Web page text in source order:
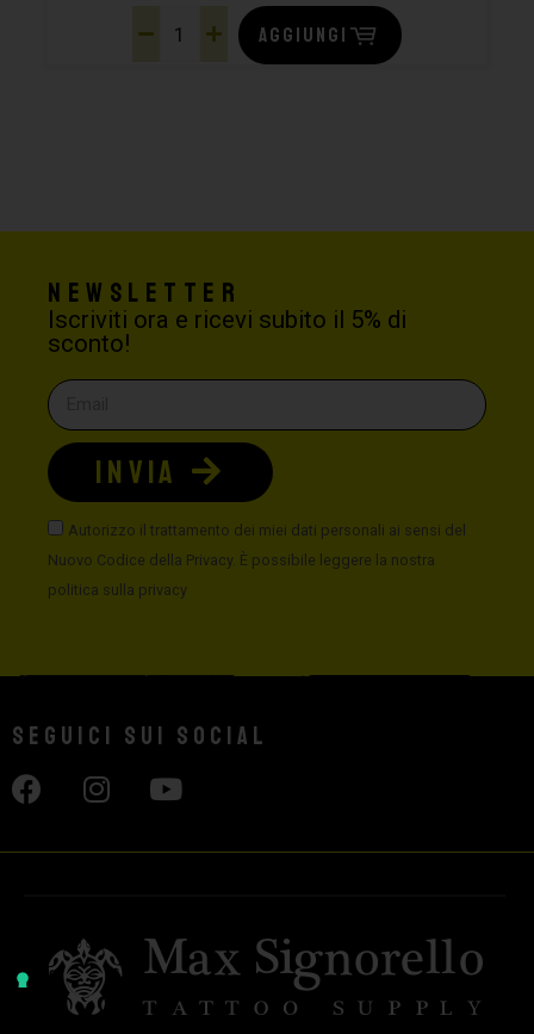
AGGIUNGI
Newsletter
Iscriviti ora e ricevi subito il 5% di
sconto!
Autorizzo il trattamento dei miei dati personali ai sensi del
Nuovo Codice della Privacy. È possibile leggere la nostra
politica sulla privacy
INVIA
Seguici sui social